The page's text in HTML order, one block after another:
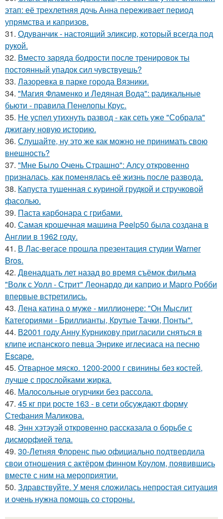
этап: её трехлетняя дочь Анна переживает период
упрямства и капризов.
31. Одуванчик - настоящий эликсир, который всегда под
рукой.
32. Вместо заряда бодрости после тренировок ты
постоянный упадок сил чувствуешь?
33. Лазоревка в парке города Вязники.
34. "Магия Фламенко и Ледяная Вода": радикальные
бьюти - правила Пенелопы Крус.
35. Не успел утихнуть развод - как сеть уже "Собрала"
джигану новую историю.
36. Слушайте, ну это же как можно не принимать свою
внешность?
37. "Мне Было Очень Страшно": Алсу откровенно
призналась, как поменялась её жизнь после развода.
38. Капуста тушенная с куриной грудкой и стручковой
фасолью.
39. Паста карбонара с грибами.
40. Самая крошечная машинa Peelp50 была созданa в
Англии в 1962 году.
41. В Лас-вегасе прошла презентация студии Warner
Bros.
42. Двенадцать лет назад во время съёмок фильма
"Волк с Уолл - Стрит" Леонардо ди каприо и Марго Робби
впервые встретились.
43. Лена катина о муже - миллионере: "Он Мыслит
Категориями - Бриллианты, Крутые Тачки, Понты".
44. В2001 году Анну Курникову пригласили сняться в
клипе испанского певца Энрике иглесиаса на песню
Escape.
45. Отварное мяско. 1200-2000 г свинины без костей,
лучше с прослойками жирка.
46. Малосольные огурчики без рассола.
47. 45 кг при росте 163 - в сети обсуждают форму
Стефания Маликова.
48. Энн хэтэуэй откровенно рассказала о борьбе с
дисморфией тела.
49. 30-Летняя Флоренс пью официально подтвердила
свои отношения с актёром финном Коулом, появившись
вместе с ним на мероприятии.
50. Здравствуйте. У меня сложилась непростая ситуация
и очень нужна помощь со стороны.